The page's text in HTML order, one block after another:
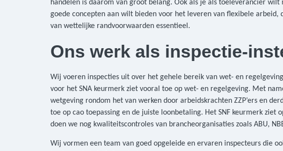
handelen is daarom van groot belang. Ook als je als toeleverancier
goede concepten aan wilt bieden voor het leveren van flexibele arbeid,
van wettelijke randvoorwaarden essentieel.
Ons werk als inspectie-
Wij voeren inspecties uit over het gehele bereik van wet- en
voor het SNA keurmerk ziet vooral toe op wet- en regelgeving. Met
wetgeving rondom het van werken door arbeidskrachten ZZP’ers en
toe op cao toepassing en de juiste loonbetaling. Het SNF keurmerk ziet
doen we nog kwaliteitscontroles van brancheorganisaties zoals ABU,
Wij vormen een team van goed opgeleide en ervaren inspecteurs die